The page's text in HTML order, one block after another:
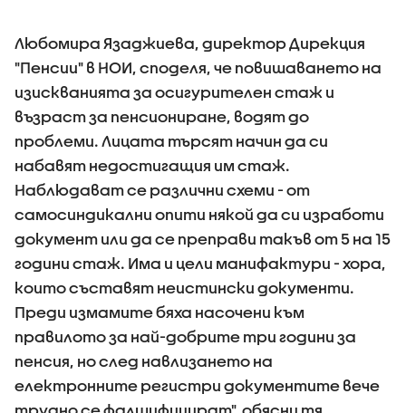
Любомира Язаджиева, директор Дирекция
"Пенсии" в НОИ, споделя, че повишаването на
изискванията за осигурителен стаж и
възраст за пенсиониране, водят до
проблеми. Лицата търсят начин да си
набавят недостигащия им стаж.
Наблюдават се различни схеми - от
самосиндикални опити някой да си изработи
документ или да се преправи такъв от 5 на 15
години стаж. Има и цели манифактури - хора,
които съставят неистински документи.
Преди измамите бяха насочени към
правилото за най-добрите три години за
пенсия, но след навлизането на
електронните регистри документите вече